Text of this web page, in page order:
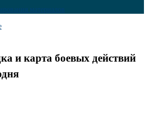
материалов
и карта боевых действий